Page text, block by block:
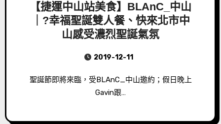
【捷運中山站美食】BLAnC_中山
｜?幸福聖誕雙人餐、快來北市中
山感受濃烈聖誕氣氛
2019-12-11
聖誕節即將來臨，受BLAnC_中山邀約；假日晚上
Gavin跟…